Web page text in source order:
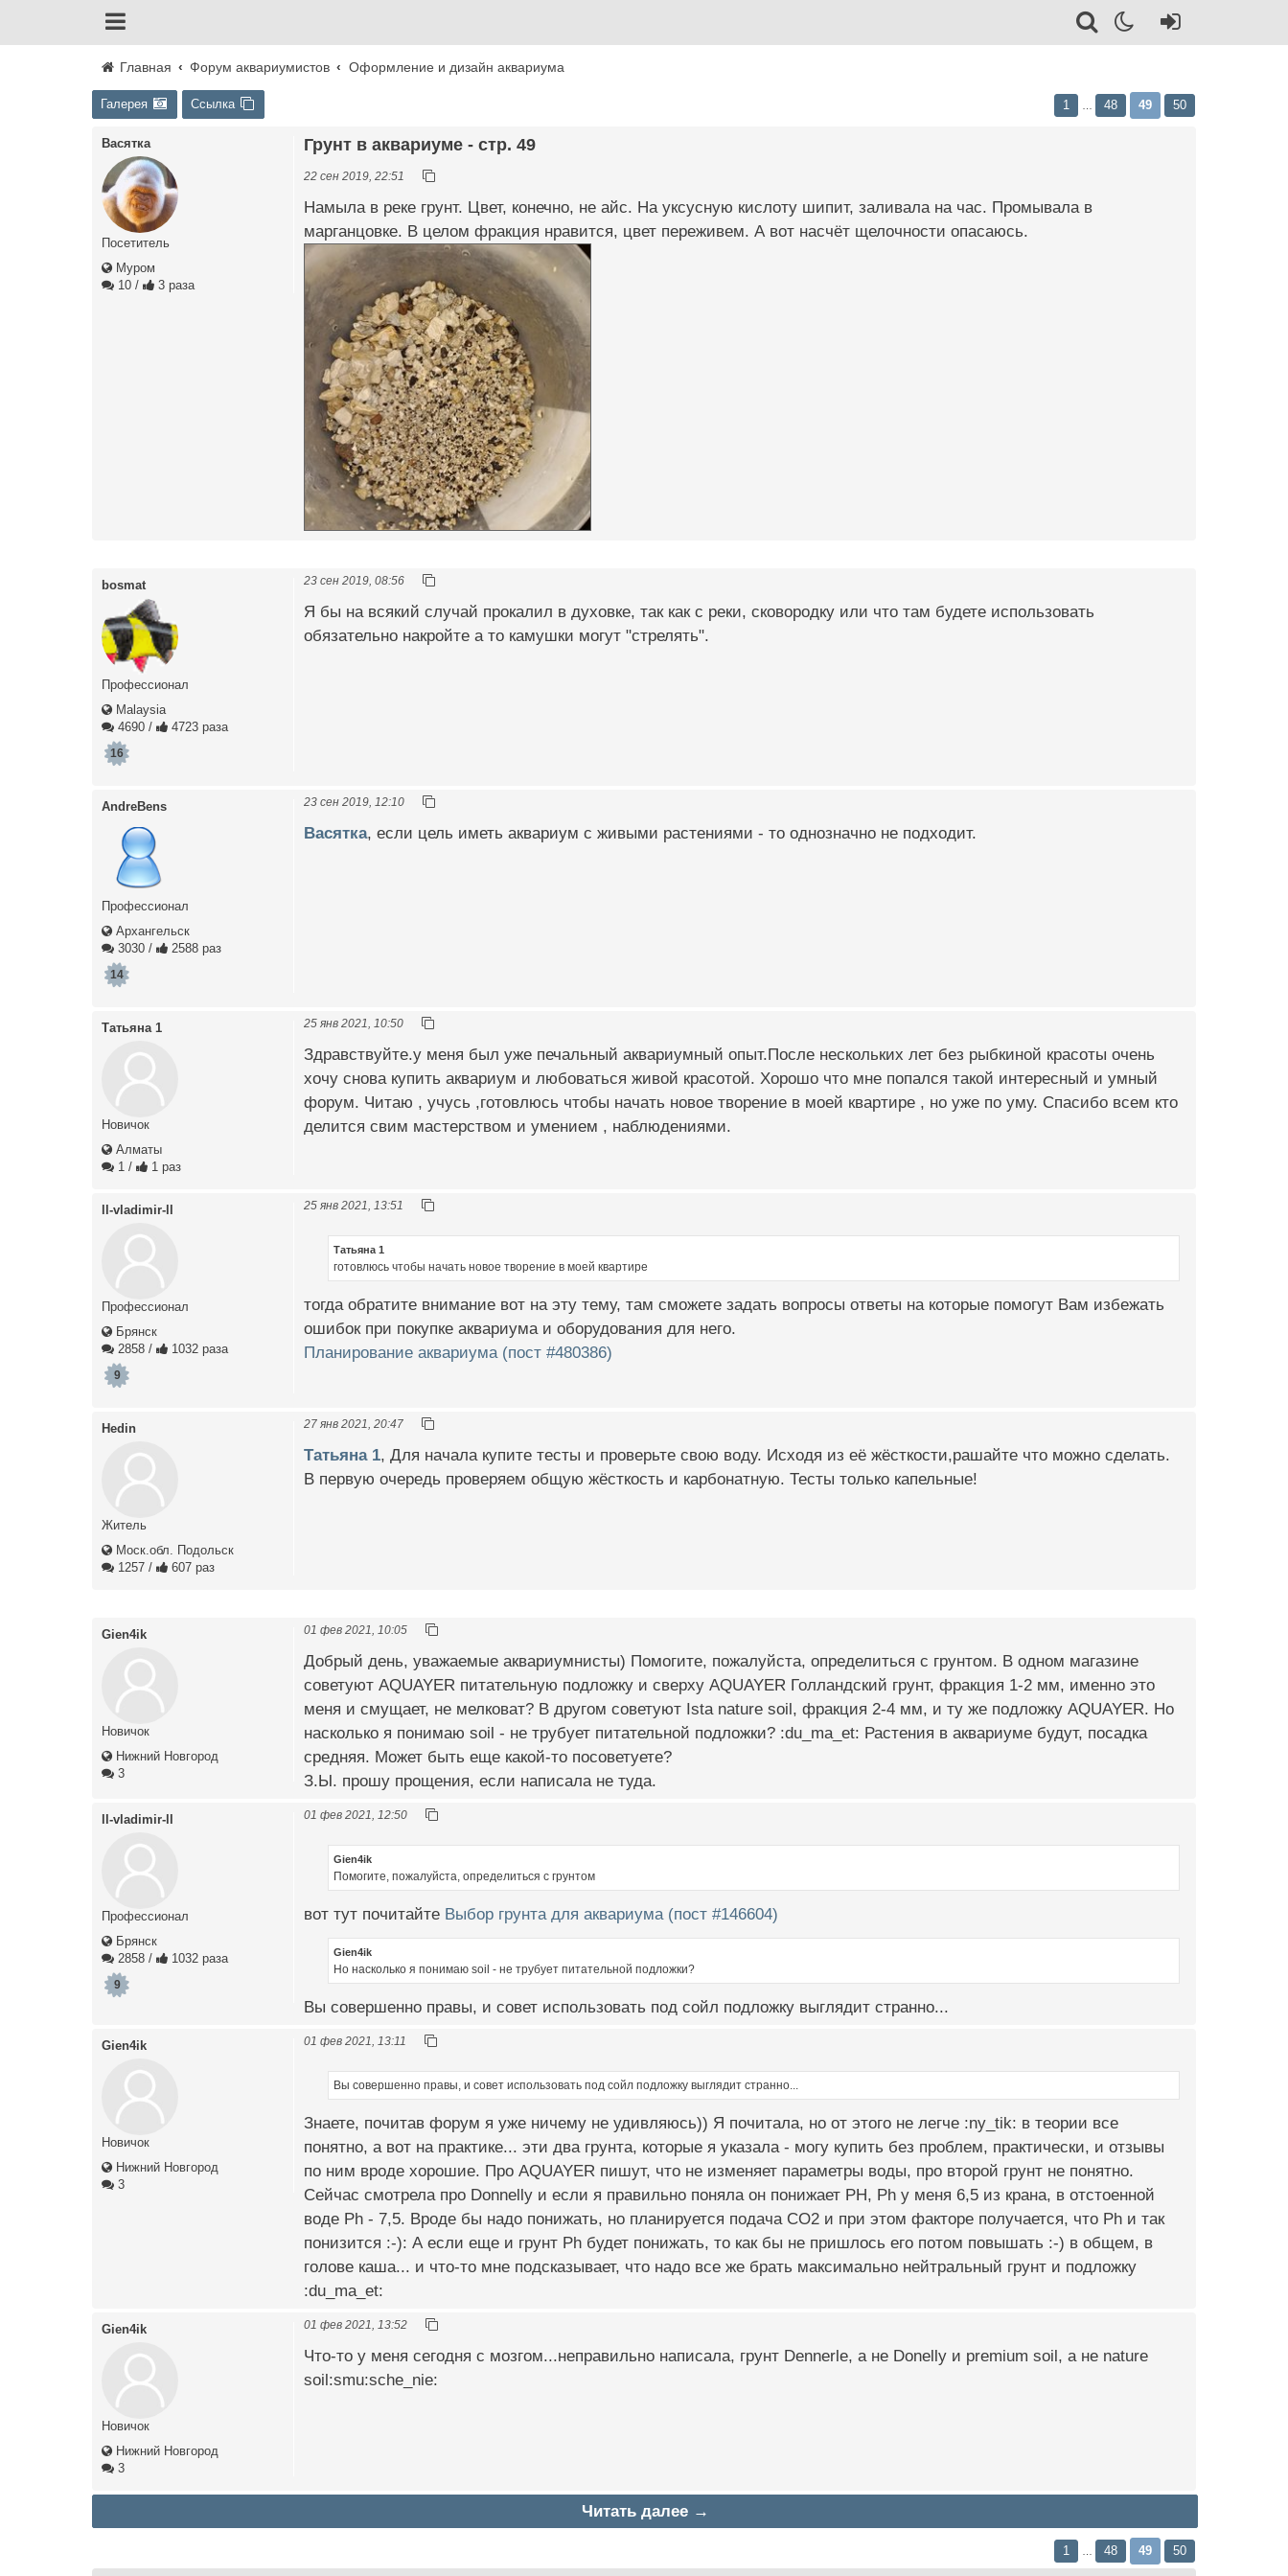
Главная Форум аквариумистов Оформление и дизайн аквариума
Галерея Ссылка 1 48 49 50
Васятка
Посетитель
Муром
10 / 3 раза
Грунт в аквариуме - стр. 49
22 сен 2019, 22:51
Намыла в реке грунт. Цвет, конечно, не айс. На уксусную кислоту шипит, заливала на час. Промывала в
марганцовке. В целом фракция нравится, цвет переживем. А вот насчёт щелочности опасаюсь.
bosmat
Профессионал
Malaysia
4690 / 4723 раза
16
23 сен 2019, 08:56
Я бы на всякий случай прокалил в духовке, так как с реки, сковородку или что там будете использовать
обязательно накройте а то камушки могут "стрелять".
AndreBens
Профессионал
Архангельск
3030 / 2588 раз
14
23 сен 2019, 12:10
Васятка, если цель иметь аквариум с живыми растениями - то однозначно не подходит.
Татьяна 1
Новичок
Алматы
1 / 1 раз
25 янв 2021, 10:50
Здравствуйте.у меня был уже печальный аквариумный опыт.После нескольких лет без рыбкиной красоты очень
хочу снова купить аквариум и любоваться живой красотой. Хорошо что мне попался такой интересный и умный
форум. Читаю , учусь ,готовлюсь чтобы начать новое творение в моей квартире , но уже по уму. Спасибо всем кто
делится свим мастерством и умением , наблюдениями.
ll-vladimir-ll
Профессионал
Брянск
2858 / 1032 раза
9
25 янв 2021, 13:51
Татьяна 1
готовлюсь чтобы начать новое творение в моей квартире
тогда обратите внимание вот на эту тему, там сможете задать вопросы ответы на которые помогут Вам избежать
ошибок при покупке аквариума и оборудования для него.
Планирование аквариума (пост #480386)
Hedin
Житель
Моск.обл. Подольск
1257 / 607 раз
27 янв 2021, 20:47
Татьяна 1, Для начала купите тесты и проверьте свою воду. Исходя из её жёсткости,рашайте что можно сделать.
В первую очередь проверяем общую жёсткость и карбонатную. Тесты только капельные!
Gien4ik
Новичок
Нижний Новгород
3
01 фев 2021, 10:05
Добрый день, уважаемые аквариумнисты) Помогите, пожалуйста, определиться с грунтом. В одном магазине
советуют AQUAYER питательную подложку и сверху AQUAYER Голландский грунт, фракция 1-2 мм, именно это
меня и смущает, не мелковат? В другом советуют Ista nature soil, фракция 2-4 мм, и ту же подложку AQUAYER. Но
насколько я понимаю soil - не трубует питательной подложки? :du_ma_et: Растения в аквариуме будут, посадка
средняя. Может быть еще какой-то посоветуете?
З.Ы. прошу прощения, если написала не туда.
ll-vladimir-ll
Профессионал
Брянск
2858 / 1032 раза
9
01 фев 2021, 12:50
Gien4ik
Помогите, пожалуйста, определиться с грунтом
вот тут почитайте Выбор грунта для аквариума (пост #146604)
Gien4ik
Но насколько я понимаю soil - не трубует питательной подложки?
Вы совершенно правы, и совет использовать под сойл подложку выглядит странно...
Gien4ik
Новичок
Нижний Новгород
3
01 фев 2021, 13:11
Вы совершенно правы, и совет использовать под сойл подложку выглядит странно...
Знаете, почитав форум я уже ничему не удивляюсь)) Я почитала, но от этого не легче :ny_tik: в теории все
понятно, а вот на практике... эти два грунта, которые я указала - могу купить без проблем, практически, и отзывы
по ним вроде хорошие. Про AQUAYER пишут, что не изменяет параметры воды, про второй грунт не понятно.
Сейчас смотрела про Donnelly и если я правильно поняла он понижает PH, Ph у меня 6,5 из крана, в отстоенной
воде Ph - 7,5. Вроде бы надо понижать, но планируется подача CO2 и при этом факторе получается, что Ph и так
понизится :-): А если еще и грунт Ph будет понижать, то как бы не пришлось его потом повышать :-) в общем, в
голове каша... и что-то мне подсказывает, что надо все же брать максимально нейтральный грунт и подложку
:du_ma_et:
Gien4ik
Новичок
Нижний Новгород
3
01 фев 2021, 13:52
Что-то у меня сегодня с мозгом...неправильно написала, грунт Dennerle, а не Donelly и premium soil, а не nature
soil:smu:sche_nie:
Читать далее →
1 48 49 50